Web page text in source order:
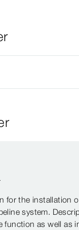
for the installation
system.
function as well as